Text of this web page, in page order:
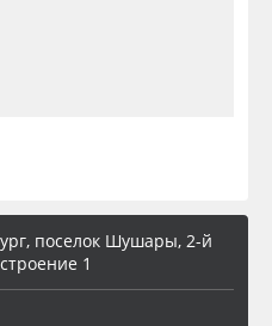
поселок Шушары, 2-й
1